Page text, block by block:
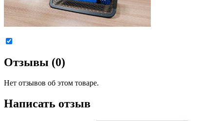
Отзывы (0)
Нет отзывов об этом товаре.
Написать отзыв